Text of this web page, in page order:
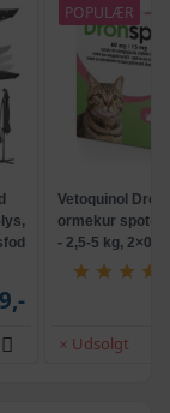
POPULÆR
Vetoquinol
ormekur spot-
- 2,5-5 kg, 2×0,7
Udsolgt